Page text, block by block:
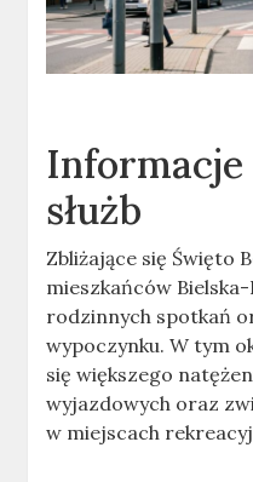
Informacje
służb
Zbliżające się Święto
mieszkańców
rodzinnych spotkań
wypoczynku. W tym
się większego
wyjazdowych oraz
w miejscach